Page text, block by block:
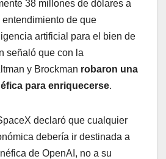
38 millones de dólares a
entendimiento de que
artificial para el bien de
señaló que con la
y Brockman robaron una
para enriquecerse.
declaró que cualquier
debería ir destinada a
de OpenAI, no a su